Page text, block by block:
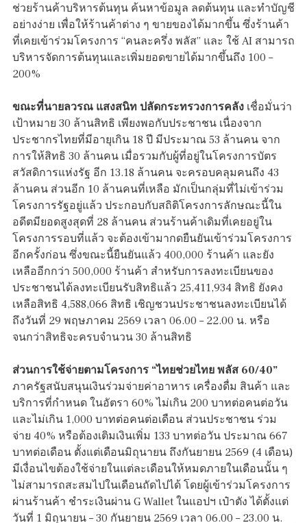
ช่วยร้านค้าบริหารต้นทุน ค้นหาข้อมูล ลดต้นทุน และทำบัญชี
อย่างง่าย เพื่อให้ร้านค้าต่าง ๆ ขายของได้มากขึ้น ซึ่งร้านค้า
ที่เคยเข้าร่วมโครงการ “คนละครึ่ง พลัส” และ ใช้ AI สามารถ
บริหารจัดการต้นทุนและเพิ่มยอดขายได้มากขึ้นถึง 100 –
200%
ขณะที่นายลวรณ แสงสนิท ปลัดกระทรวงการคลัง เชื่อมั่นว่า
เป้าหมาย 30 ล้านสิทธิ เพียงพอกับประชาชน เนื่องจาก
ประชากรไทยที่มีอายุเกิน 18 ปี มีประมาณ 53 ล้านคน จาก
การให้สิทธิ 30 ล้านคน เมื่อรวมกับผู้ที่อยู่ในโครงการบัตร
สวัสดิการแห่งรัฐ อีก 13.18 ล้านคน จะครอบคลุมคนถึง 43
ล้านคน ส่วนอีก 10 ล้านคนที่เหลือ มักเป็นกลุ่มที่ไม่เข้าร่วม
โครงการรัฐอยู่แล้ว ประกอบกับสถิติโครงการลักษณะนี้ใน
อดีตมียอดสูงสุดที่ 28 ล้านคน ส่วนร้านค้าเดิมที่เคยอยู่ใน
โครงการรอบที่แล้ว จะต้องเข้ามากดยืนยันเข้าร่วมโครงการ
อีกครั้งก่อน ซึ่งขณะนี้ยืนยันแล้ว 400,000 ร้านค้า และยัง
เหลืออีกกว่า 500,000 ร้านค้า สำหรับการลงทะเบียนของ
ประชาชนได้ลงทะเบียนรับสิทธิแล้ว 25,411,934 สิทธิ ยังคง
เหลือสิทธิ 4,588,066 สิทธิ เชิญชวนประชาชนลงทะเบียนได้
ถึงวันที่ 29 พฤษภาคม 2569 เวลา 06.00 – 22.00 น. หรือ
จนกว่าสิทธิจะครบจำนวน 30 ล้านสิทธิ
ส่วนการใช้จ่ายตามโครงการ “ไทยช่วยไทย พลัส 60/40”
ภาครัฐสนับสนุนเงินร่วมจ่ายค่าอาหาร เครื่องดื่ม สินค้า และ
บริการที่กำหนด ในอัตรา 60% ไม่เกิน 200 บาทต่อคนต่อวัน
และไม่เกิน 1,000 บาทต่อคนต่อเดือน ส่วนประชาชน ร่วม
จ่าย 40% หรือต้องเติมเงินเพิ่ม 133 บาทต่อวัน ประมาณ 667
บาทต่อเดือน ตั้งแต่เดือนมิถุนายน ถึงกันยายน 2569 (4 เดือน)
มีเงื่อนไขต้องใช้จ่ายในแต่ละเดือนให้หมดภายในเดือนนั้น ๆ
ไม่สามารถสะสมไปในเดือนถัดไปได้ โดยผู้เข้าร่วมโครงการ
ผ่านร้านค้า ชำระเงินผ่าน G Wallet ในแอปฯ เป๋าตัง ได้ตั้งแต่
วันที่ 1 มิถุนายน – 30 กันยายน 2569 เวลา 06.00 – 23.00 น.